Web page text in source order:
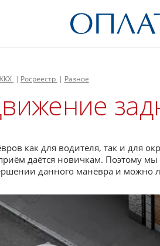
| Росреестр | Разное
как для водителя, так и для
даётся новичкам. Поэтому мы
данного манёвра и можно